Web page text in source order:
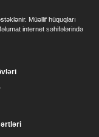
Müəllif hüquqları
internet səhifələrində